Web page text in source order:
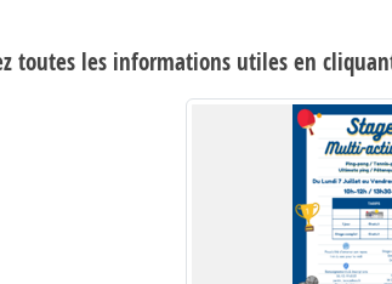
toutes les informations utiles en